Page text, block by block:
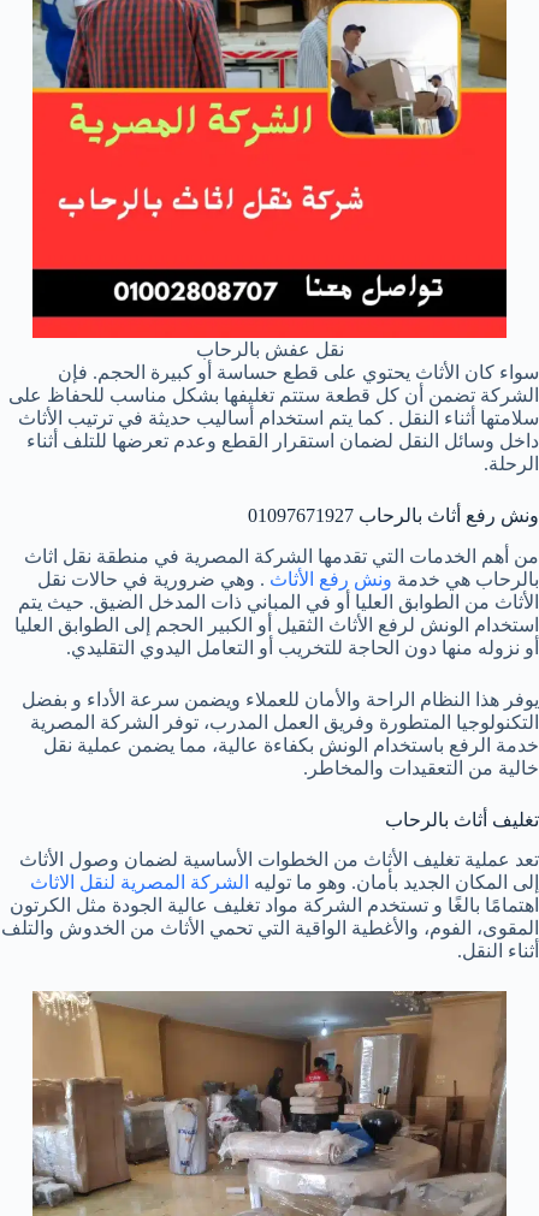
نقل عفش بالرحاب
سواء كان الأثاث يحتوي على قطع حساسة أو كبيرة الحجم. فإن
الشركة تضمن أن كل قطعة ستتم تغليفها بشكل مناسب للحفاظ على
سلامتها أثناء النقل . كما يتم استخدام أساليب حديثة في ترتيب الأثاث
داخل وسائل النقل لضمان استقرار القطع وعدم تعرضها للتلف أثناء
الرحلة.
ونش رفع أثاث بالرحاب 01097671927
من أهم الخدمات التي تقدمها الشركة المصرية في منطقة نقل اثاث
بالرحاب هي خدمة ونش رفع الأثاث . وهي ضرورية في حالات نقل
الأثاث من الطوابق العليا أو في المباني ذات المدخل الضيق. حيث يتم
استخدام الونش لرفع الأثاث الثقيل أو الكبير الحجم إلى الطوابق العليا
أو نزوله منها دون الحاجة للتخريب أو التعامل اليدوي التقليدي.
يوفر هذا النظام الراحة والأمان للعملاء ويضمن سرعة الأداء و بفضل
التكنولوجيا المتطورة وفريق العمل المدرب، توفر الشركة المصرية
خدمة الرفع باستخدام الونش بكفاءة عالية، مما يضمن عملية نقل
خالية من التعقيدات والمخاطر.
تغليف أثاث بالرحاب
تعد عملية تغليف الأثاث من الخطوات الأساسية لضمان وصول الأثاث
إلى المكان الجديد بأمان. وهو ما توليه الشركة المصرية لنقل الاثاث
اهتمامًا بالغًا و تستخدم الشركة مواد تغليف عالية الجودة مثل الكرتون
المقوى، الفوم، والأغطية الواقية التي تحمي الأثاث من الخدوش والتلف
أثناء النقل.